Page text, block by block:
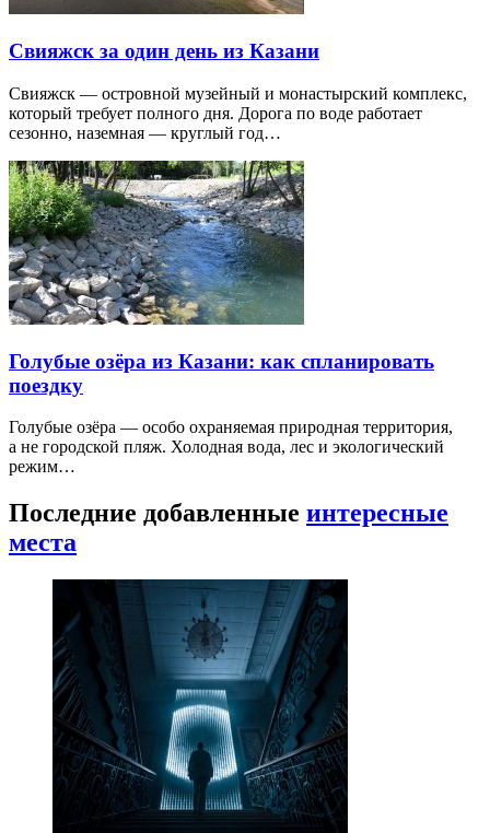
Свияжск за один день из Казани
Свияжск — островной музейный и монастырский комплекс,
который требует полного дня. Дорога по воде работает
сезонно, наземная — круглый год…
Голубые озёра из Казани: как спланировать
поездку
Голубые озёра — особо охраняемая природная территория,
а не городской пляж. Холодная вода, лес и экологический
режим…
Последние добавленные интересные
места